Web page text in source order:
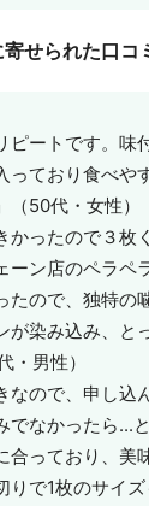
せられた口コ
ピートです。味
っており食べや
50代・女性）
かったので３枚
ーン店のペラペ
たので、独特の
が染み込み、と
・男性）
なので、申し込
でなかったら...
合っており、美
りで1枚のサイ